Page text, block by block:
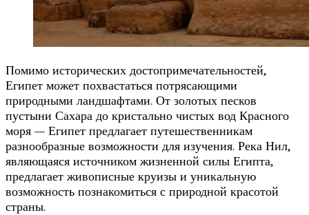
Помимо исторических достопримечательностей,
Египет может похвастаться потрясающими
природными ландшафтами. От золотых песков
пустыни Сахара до кристально чистых вод Красного
моря — Египет предлагает путешественникам
разнообразные возможности для изучения. Река Нил,
являющаяся источником жизненной силы Египта,
предлагает живописные круизы и уникальную
возможность познакомиться с природной красотой
страны.